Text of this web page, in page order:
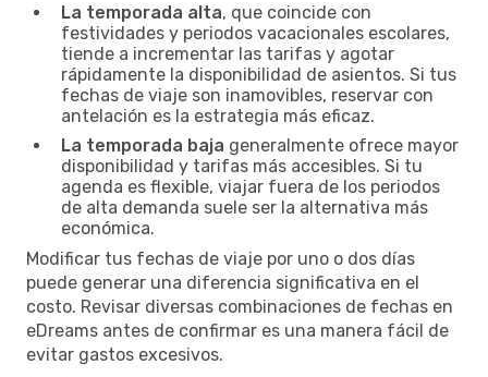
La temporada alta, que coincide con
festividades y periodos vacacionales escolares,
tiende a incrementar las tarifas y agotar
rápidamente la disponibilidad de asientos. Si tus
fechas de viaje son inamovibles, reservar con
antelación es la estrategia más eficaz.
La temporada baja generalmente ofrece mayor
disponibilidad y tarifas más accesibles. Si tu
agenda es flexible, viajar fuera de los periodos
de alta demanda suele ser la alternativa más
económica.
Modificar tus fechas de viaje por uno o dos días
puede generar una diferencia significativa en el
costo. Revisar diversas combinaciones de fechas en
eDreams antes de confirmar es una manera fácil de
evitar gastos excesivos.